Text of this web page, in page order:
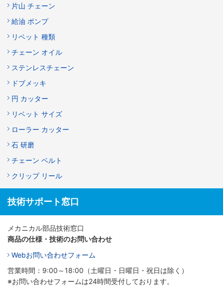
片山 チェーン
給油 ポンプ
リベット 種類
チェーン オイル
ステンレスチェーン
ドブメッキ
円 カッター
リベット サイズ
ローラー カッター
石 研磨
チェーン ベルト
クリップ リール
技術サポート窓口
メカニカル部品技術窓口
商品の仕様・技術のお問い合わせ
Webお問い合わせフォーム
営業時間：9:00～18:00（土曜日・日曜日・祝日は除く）
※お問い合わせフォームは24時間受付しております。